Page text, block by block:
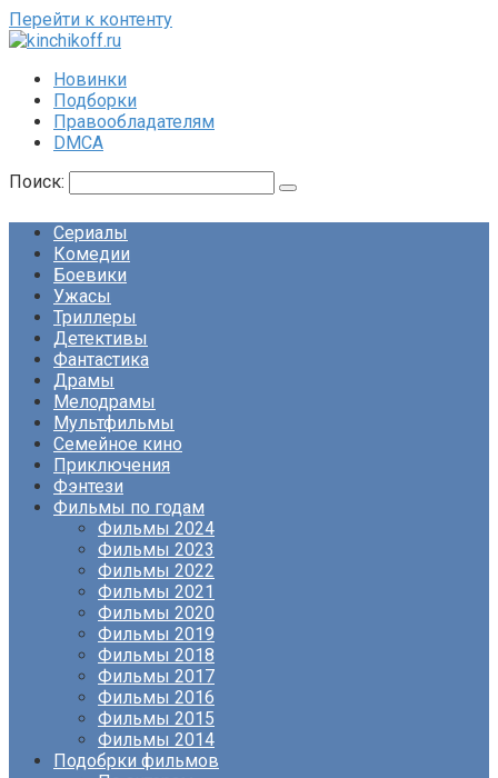
Перейти к контенту
Новинки
Подборки
Правообладателям
DMCA
Поиск:
Сериалы
Комедии
Боевики
Ужасы
Триллеры
Детективы
Фантастика
Драмы
Мелодрамы
Мультфильмы
Семейное кино
Приключения
Фэнтези
Фильмы по годам
Фильмы 2024
Фильмы 2023
Фильмы 2022
Фильмы 2021
Фильмы 2020
Фильмы 2019
Фильмы 2018
Фильмы 2017
Фильмы 2016
Фильмы 2015
Фильмы 2014
Подобрки фильмов